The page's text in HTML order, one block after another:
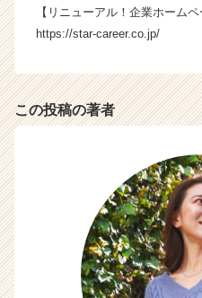
キ
ャ
C
a
r
e
e
r）
【リニューアル！企業ホーム
https://star-career.co.jp/
この投稿の著者